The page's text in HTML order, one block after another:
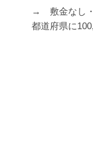
→ 敷金なし
都道府県に